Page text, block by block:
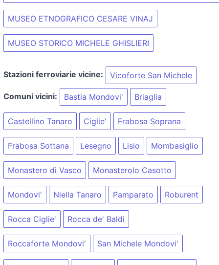
MUSEO ETNOGRAFICO CESARE VINAJ
MUSEO STORICO MICHELE GHISLIERI
Stazioni ferroviarie vicine: Vicoforte San Michele
Comuni vicini: Bastia Mondovi' Briaglia
Castellino Tanaro Ciglie' Frabosa Soprana
Frabosa Sottana Lesegno Lisio Mombasiglio
Monastero di Vasco Monasterolo Casotto
Mondovi' Niella Tanaro Pamparato Roburent
Rocca Ciglie' Rocca de' Baldi
Roccaforte Mondovi' San Michele Mondovi'